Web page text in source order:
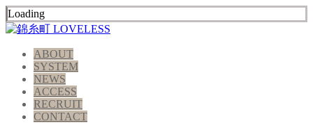
Loading
ABOUT
SYSTEM
NEWS
ACCESS
RECRUIT
CONTACT